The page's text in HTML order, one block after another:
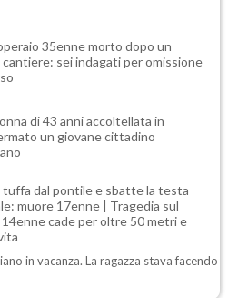
35enne morto dopo un
cantiere: sei indagati per omissione
di 43 anni accoltellata in
un giovane cittadino
tuffa dal pontile e sbatte la testa
muore 17enne | Tragedia sul
cade per oltre 50 metri e
in vacanza. La ragazza stava facendo